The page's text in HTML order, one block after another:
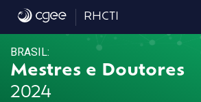
4.7 Diferenças de
RHCTI
BRASIL:
Mestres e Doutores
2024